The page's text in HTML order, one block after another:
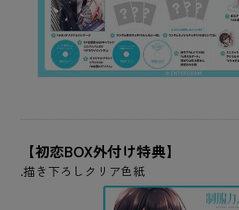
【初恋BOX外付け特典】
.描き下ろしクリア色紙